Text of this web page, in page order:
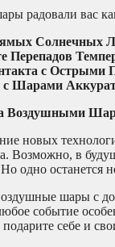
радовали вас
Солнечных
Перепадов
с Острыми
с Шарами
Воздушными
новых
Возможно, в
одно останется
шары с
событие
себе и